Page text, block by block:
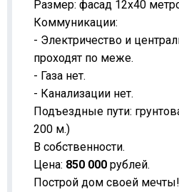
Размер: фасад 12х40
Коммуникации:
- Электричество и
проходят по меже.
- Газа нет.
- Канализации нет.
Подъездные пути:
200 м.)
В собственности.
Цена: 850 000 рублей.
Построй дом своей мечты!